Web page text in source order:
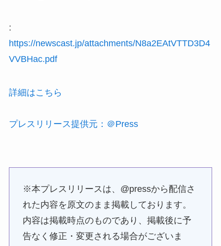
:
https://newscast.jp/attachments/N8a2EAtVTTD3D4
VVBHac.pdf
詳細はこちら
プレスリリース提供元：＠Press
※本プレスリリースは、@pressから配信さ
れた内容を原文のまま掲載しております。
内容は掲載時点のものであり、掲載後に予
告なく修正・変更される場合がございま